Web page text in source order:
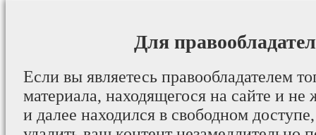
Для
Если вы являетесь правообладателем
материала, находящегося на сайте и не
и далее находился в свободном